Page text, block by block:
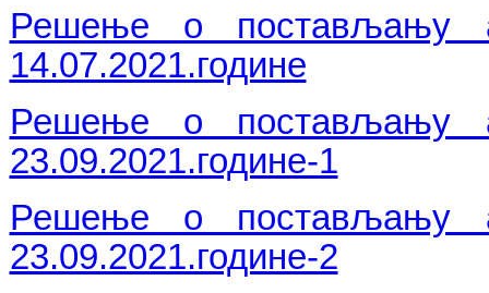
Решење о постављању
14.07.2021.године
Решење о постављању
23.09.2021.године-1
Решење о постављању
23.09.2021.године-2